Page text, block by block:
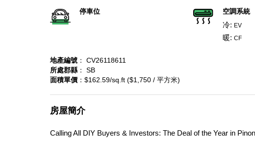
停車位
空調系統
冷: EV
暖:CF
地產編號 ： CV26118611
所處郡縣 ： SB
面積單價 ：$162.59/sq.ft ($1,750 / 平方米)
房屋簡介
Calling All DIY Buyers & Investors: The Deal of the Year in